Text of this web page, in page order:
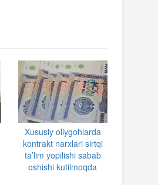
Xususiy oliygohlarda
kontrakt narxlari sirtqi
ta’lim yopilishi sabab
oshishi kutilmoqda